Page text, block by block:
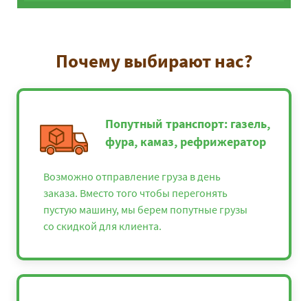
Почему выбирают нас?
Попутный транспорт: газель,
фура, камаз, рефрижератор
Возможно отправление груза в день
заказа. Вместо того чтобы перегонять
пустую машину, мы берем попутные грузы
со скидкой для клиента.